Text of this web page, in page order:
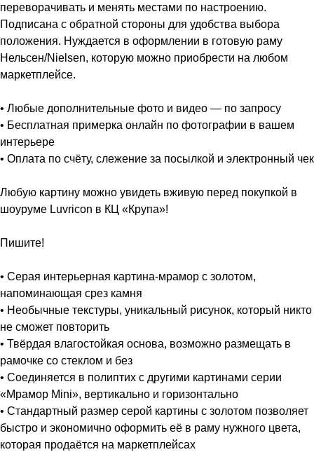
переворачивать и менять местами по настроению.
Подписана с обратной стороны для удобства выбора
положения. Нуждается в оформлении в готовую раму
Нельсен/Nielsen, которую можно приобрести на любом
маркетплейсе.
• Любые дополнительные фото и видео — по запросу
• Бесплатная примерка онлайн по фотографии в вашем
интерьере
• Оплата по счёту, слежение за посылкой и электронный чек
Любую картину можно увидеть вживую перед покупкой в
шоуруме Luvricon в КЦ «Крупа»!
Пишите!
• Серая интерьерная картина-мрамор с золотом,
напоминающая срез камня
• Необычные текстуры, уникальный рисунок, который никто
не сможет повторить
• Твёрдая влагостойкая основа, возможно размещать в
рамочке со стеклом и без
• Соединяется в полиптих с другими картинами серии
«Мрамор Mini», вертикально и горизонтально
• Стандартный размер серой картины с золотом позволяет
быстро и экономично оформить её в раму нужного цвета,
которая продаётся на маркетплейсах